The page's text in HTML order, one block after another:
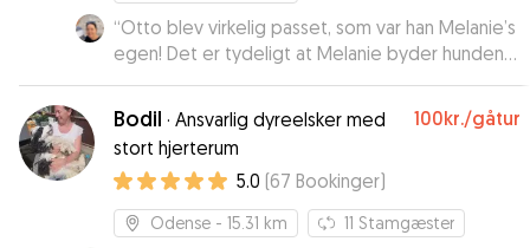
“Otto blev virkelig passet, som var han Melanie’s
egen! Det er tydeligt at Melanie byder hunden
velkommen pga. lyst. Hver dag fik vi
opdateringer med “dagbog” og billeder. Vi ville
med garanti vælge Melanie igen- også selvom vi
kørte mere end 1 time for at aflevere og hente.
Bodil · Ansvarlig dyreelsker med
stort hjerterum
100kr./gåtur
5.0 (67 Bookinger)
Odense - 15.31 km 11 Stamgæster